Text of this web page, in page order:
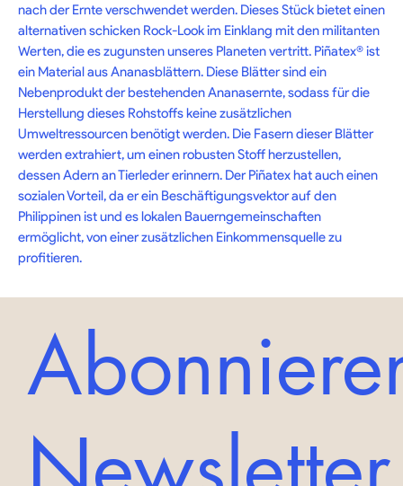
nach der Ernte verschwendet werden. Dieses Stück bietet einen
alternativen schicken Rock-Look im Einklang mit den militanten
Werten, die es zugunsten unseres Planeten vertritt. Piñatex® ist
ein Material aus Ananasblättern. Diese Blätter sind ein
Nebenprodukt der bestehenden Ananasernte, sodass für die
Herstellung dieses Rohstoffs keine zusätzlichen
Umweltressourcen benötigt werden. Die Fasern dieser Blätter
werden extrahiert, um einen robusten Stoff herzustellen,
dessen Adern an Tierleder erinnern. Der Piñatex hat auch einen
sozialen Vorteil, da er ein Beschäftigungsvektor auf den
Philippinen ist und es lokalen Bauerngemeinschaften
ermöglicht, von einer zusätzlichen Einkommensquelle zu
profitieren.